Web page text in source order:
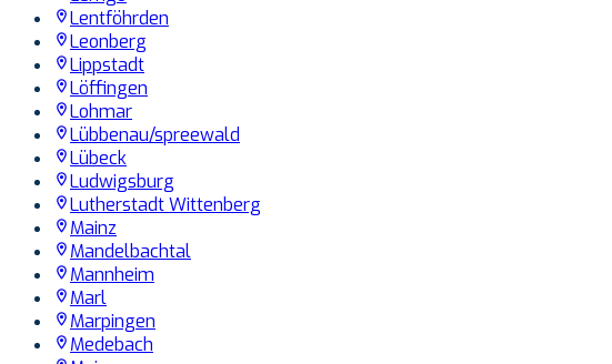
Lentföhrden
Leonberg
Lippstadt
Löffingen
Lohmar
Lübbenau/spreewald
Lübeck
Ludwigsburg
Lutherstadt Wittenberg
Mainz
Mandelbachtal
Mannheim
Marl
Marpingen
Medebach